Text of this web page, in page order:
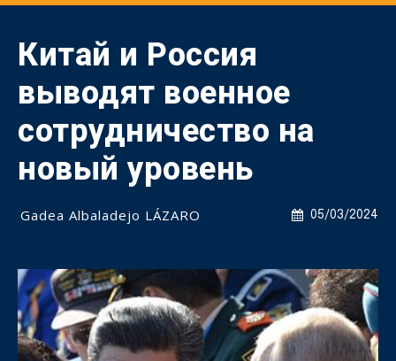
Китай и Россия
выводят военное
сотрудничество на
новый уровень
05/03/2024
Gadea Albaladejo LÁZARO